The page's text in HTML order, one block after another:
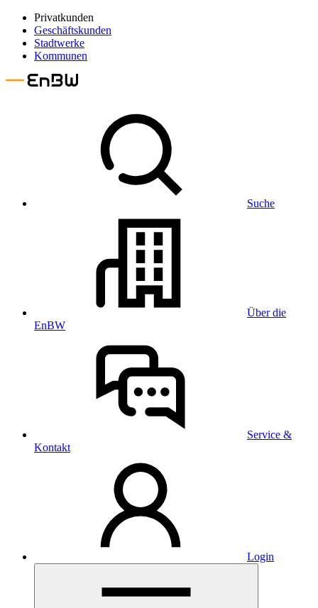
Privatkunden
Geschäftskunden
Stadtwerke
Kommunen
Suche
Über die
EnBW
Service &
Kontakt
Login